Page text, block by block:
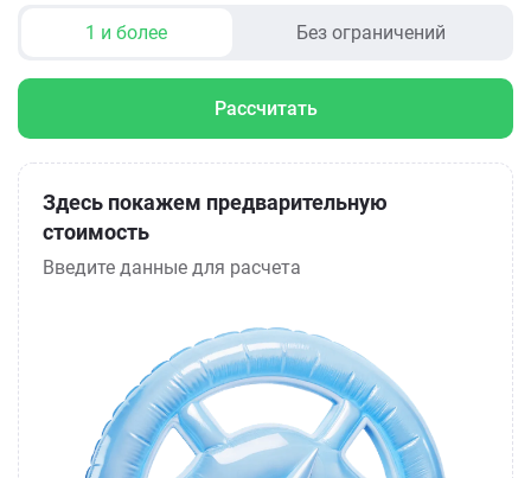
1 и более Без ограничений
Рассчитать
Здесь покажем предварительную
стоимость
Введите данные для расчета